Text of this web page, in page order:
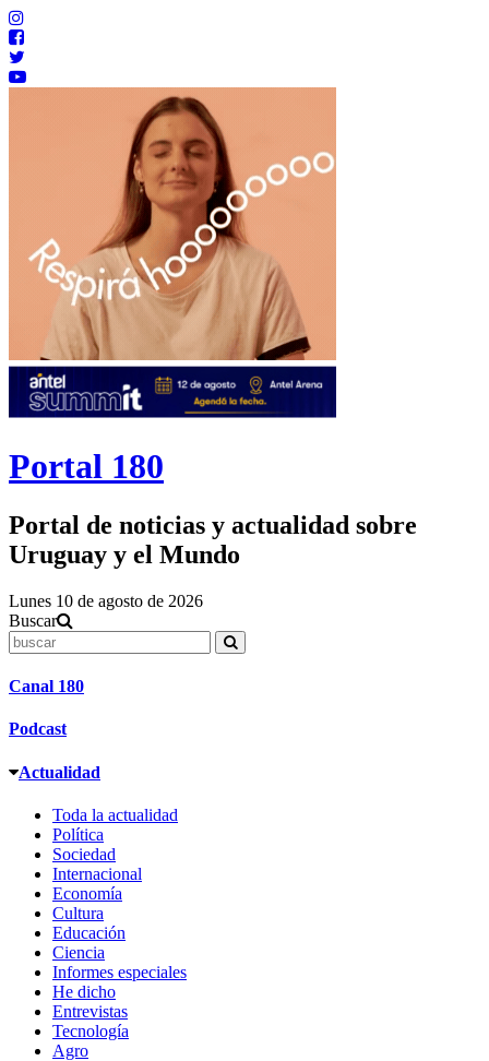
Portal 180
Portal de noticias y actualidad sobre
Uruguay y el Mundo
Lunes 10 de agosto de 2026
Buscar
Canal 180
Podcast
Actualidad
Toda la actualidad
Política
Sociedad
Internacional
Economía
Cultura
Educación
Ciencia
Informes especiales
He dicho
Entrevistas
Tecnología
Agro